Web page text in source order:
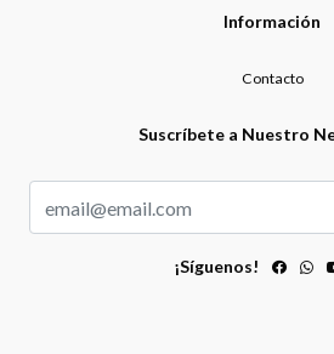
Información
Contacto
Suscríbete a Nuestro
¡Síguenos!